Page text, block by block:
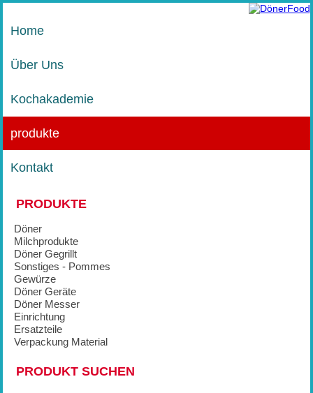
Home
Über Uns
Kochakademie
produkte
Kontakt
PRODUKTE
Döner
Milchprodukte
Döner Gegrillt
Sonstiges - Pommes
Gewürze
Döner Geräte
Döner Messer
Einrichtung
Ersatzteile
Verpackung Material
PRODUKT SUCHEN